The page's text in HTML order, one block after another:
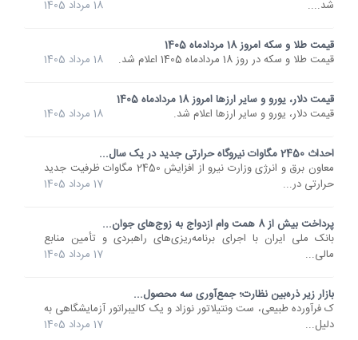
شد....
18 مرداد 1405
قیمت طلا و سکه امروز 18 مردادماه 1405
قیمت طلا و سکه در روز 18 مردادماه 1405 اعلام شد.
18 مرداد 1405
قیمت دلار، یورو و سایر ارزها امروز 18 مردادماه 1405
قیمت دلار، یورو و سایر ارزها اعلام شد.
18 مرداد 1405
احداث 2450 مگاوات نیروگاه حرارتی جدید در یک سال...
معاون برق و انرژی وزارت نیرو از افزایش 2450 مگاوات ظرفیت جدید
حرارتی در...
17 مرداد 1405
پرداخت بیش از 8 همت وام ازدواج به زوج‌های جوان...
بانک ملی ایران با اجرای برنامه‌ریزی‌های راهبردی و تأمین منابع
مالی...
17 مرداد 1405
بازار زیر ذره‌بین نظارت؛ جمع‌آوری سه محصول...
ک فرآورده طبیعی، ست ونتیلاتور نوزاد و یک کالیبراتور آزمایشگاهی به
دلیل...
17 مرداد 1405